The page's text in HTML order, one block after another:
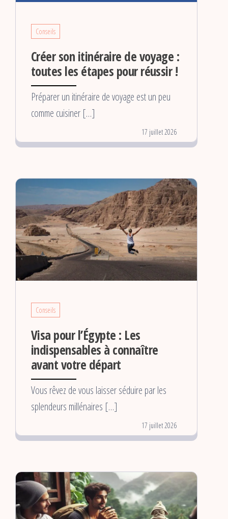
Conseils
Créer son itinéraire de voyage :
toutes les étapes pour réussir !
Préparer un itinéraire de voyage est un peu
comme cuisiner […]
17 juillet 2026
Conseils
Visa pour l’Égypte : Les
indispensables à connaître
avant votre départ
Vous rêvez de vous laisser séduire par les
splendeurs millénaires […]
17 juillet 2026